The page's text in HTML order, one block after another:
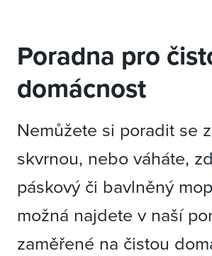
Poradna pro
domácnost
Nemůžete si poradit se
skvrnou, nebo váháte,
páskový či bavlněný
možná najdete v naší
zaměřené na čistou